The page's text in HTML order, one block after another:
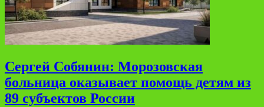
Сергей Собянин: Морозовская
больница оказывает помощь детям из
89 субъектов России